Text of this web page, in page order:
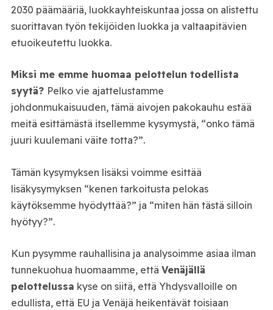
2030 päämääriä, luokkayhteiskuntaa jossa on alistettu
suorittavan työn tekijöiden luokka ja valtaapitävien
etuoikeutettu luokka.
Miksi me emme huomaa pelottelun todellista
syytä? Pelko vie ajattelustamme
johdonmukaisuuden, tämä aivojen pakokauhu estää
meitä esittämästä itsellemme kysymystä, “onko tämä
juuri kuulemani väite totta?”.
Tämän kysymyksen lisäksi voimme esittää
lisäkysymyksen “kenen tarkoitusta pelokas
käytöksemme hyödyttää?” ja “miten hän tästä silloin
hyötyy?”.
Kun pysymme rauhallisina ja analysoimme asiaa ilman
tunnekuohua huomaamme, että Venäjällä
pelottelussa kyse on siitä, että Yhdysvalloille on
edullista, että EU ja Venäjä heikentävät toisiaan